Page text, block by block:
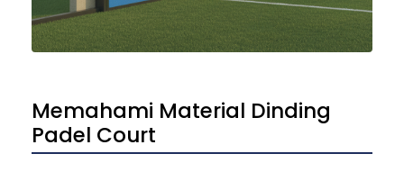
Memahami Material Dinding
Padel Court